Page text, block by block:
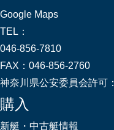
Google Maps
TEL：
046-856-7810
FAX： 046-856-2760
神奈川県公安委員会許可：
購入
新艇・中古艇情報